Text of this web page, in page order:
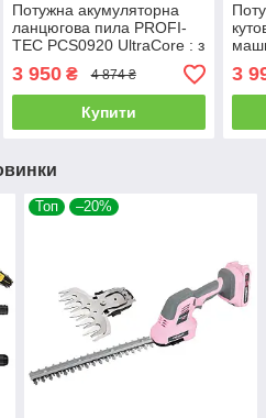
Потужна акумуляторна
ланцюгова пила PROFI-
TEC PCS0920 UltraCore : з
АКБ 20V 4.0Ah, шина 25см
(007645)
3 950₴ 4 874 ₴
Купити
20V
3
Топ –20%